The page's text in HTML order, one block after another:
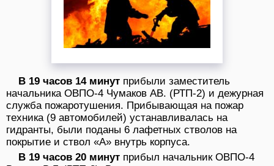
В 19 часов 14 минут прибыли заместитель
начальника ОВПО-4 Чумаков АВ. (РТП-2) и дежурная
служба пожаротушения. Прибывающая на пожар
техника (9 автомобилей) устанавливалась на
гидранты, были поданы 6 лафетных стволов на
покрытие и ствол «А» внутрь корпуса.
В 19 часов 20 минут прибыл начальник ОВПО-4